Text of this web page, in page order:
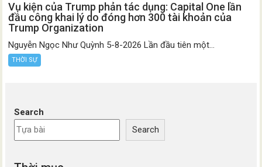
Vụ kiện của Trump phản tác dụng: Capital One lần
đầu công khai lý do đóng hơn 300 tài khoản của
Trump Organization
Nguyễn Ngọc Như Quỳnh 5-8-2026 Lần đầu tiên một...
THỜI SỰ
Search
Search